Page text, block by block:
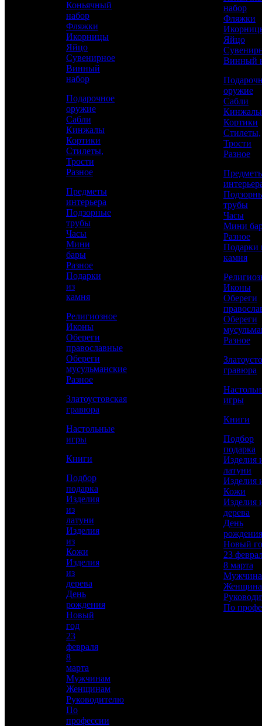
золотом
Аристократ
Женщинам
4 600 р.
Сравнить товар
Рассчитать доставку СДЭК
РАССЧИТАТЬ
Токарные, Слесарные, Полировка, Рисовка
кистью, Гравирование по лаку, Травление,
Латунь, Никель, Золото
Для добавления товара в избранное, пожалуйста,
АВТОРИЗОВАТЬСЯ
Оставьте свои данные, мы свяжемся с вами для
уточнения деталей заказа.
Коньячный
набор
Фляжки
Икорницы
Яйцо
Сувенирное
Винный
набор
Подарочное
оружие
Сабли
Кинжалы
Кортики
Стилеты,
Трости
Разное
Предметы
интерьера
Подзорные
трубы
Часы
Мини
бары
Разное
Подарки
из
камня
Религиозное
Иконы
Обереги
православные
Обереги
мусульманские
Разное
Златоустовская
гравюра
Настольные
игры
Книги
Подбор
подарка
Изделия
из
латуни
Изделия
из
Кожи
Изделия
из
дерева
День
рождения
Новый
год
23
февраля
8
марта
Мужчинам
Женщинам
Руководителю
По
профессии
набор
Фляжки
Яйцо
Винный
оружие
Сабли
Кинжалы
Кортики
Стилеты,
Трости
Разное
трубы
Часы
Мини
Разное
Подарки
камня
Иконы
Обереги
Обереги
Разное
гравюра
игры
Книги
Подбор
подарка
Изделия
латуни
Изделия
Кожи
Изделия
дерева
День
рождения
Новый
23
8 марта
По